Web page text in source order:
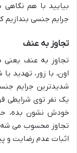
بیایید با هم
جرایم جنسی بندازیم
تجاوز به عنف
تجاوز به عنف یعنی
اون، با زور، تهدید
شدیدترین جرایم
یک نفر توی شرایطی
خودش نشون بده،
تجاوز محسوب می
اثبات عدم رضایت و